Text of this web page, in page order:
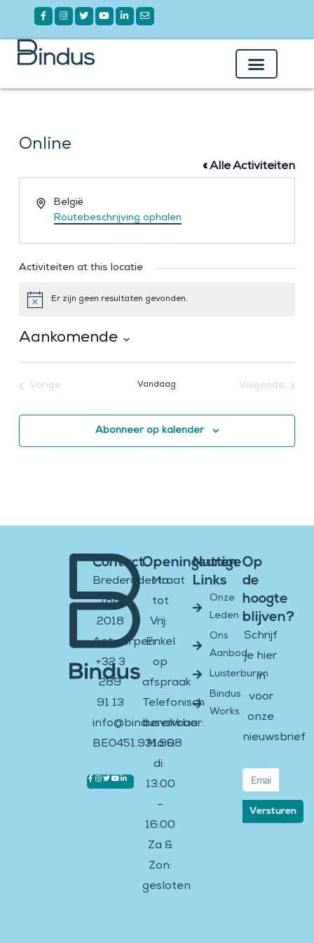
inhoud
Facebook-
f
Instagram
TwitterYoutubeLinkedin-
in
Envelope
Online
« Alle Activiteiten
AdresBelgië
Routebeschrijving ophalen
Activiteiten at this locatie
Bericht
Er zijn geen resultaten gevonden.
Aankomende
datum.
Vorige
Vandaag
Volgende
Abonneer op kalender
Contact
Brederodestraat
188
2018
Antwerpen
+32 3
289
91 13
info@bindusvzw.be
BE0451.931.908
Facebook-
Instagram
Twitter
Youtube
Linkedin-
in
Openingsuren
Ma
tot
Vrij:
Enkel
op
afspraak
Telefonisch
bereikbaar:
Ma &
di:
13:00
–
16:00
Za &
Zon:
gesloten
Nuttige
Links
Onze
Leden
Ons
Aanbod
Luisterburen
Bindus
Works
Op
de
hoogte
blijven?
Schrijf
je hier
in
voor
onze
nieuwsbrief
Email
Versturen